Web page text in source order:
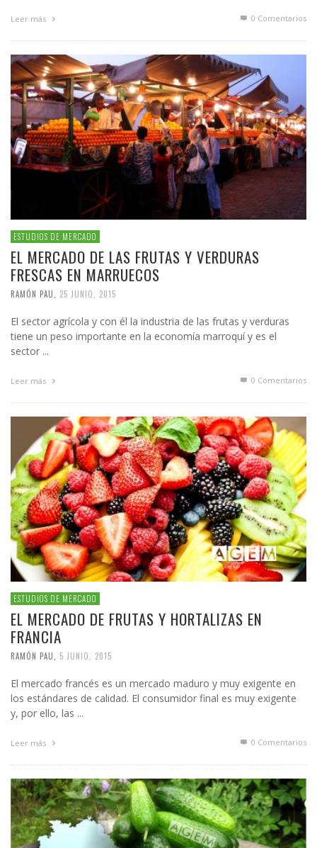
Leer más 0 Comentarios
ESTUDIOS DE MERCADO
EL MERCADO DE LAS FRUTAS Y VERDURAS
FRESCAS EN MARRUECOS
RAMÓN PAU 25 JUNIO, 2015
El sector agrícola y con él la industria de las frutas y verduras
tiene un peso importante en la economía marroquí y es el
sector ...
Leer más 0 Comentarios
ESTUDIOS DE MERCADO
EL MERCADO DE FRUTAS Y HORTALIZAS EN
FRANCIA
RAMÓN PAU 5 JUNIO, 2015
El mercado francés es un mercado maduro y muy exigente en
los estándares de calidad. El consumidor final es muy exigente
y, por ello, las ...
Leer más 0 Comentarios